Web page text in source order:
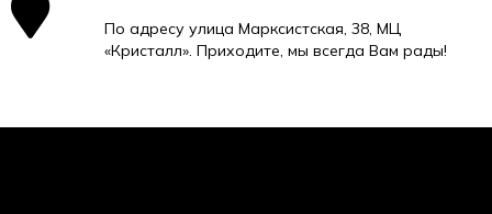
По адресу улица Марксистская, 38, МЦ
«Кристалл». Приходите, мы всегда Вам рады!